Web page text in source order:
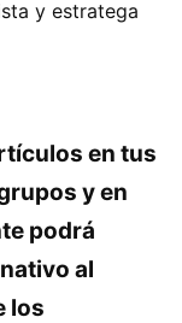
y estratega
en tus
y en
podrá
al
los